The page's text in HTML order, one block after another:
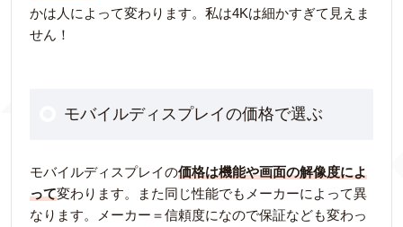
かは人によって変わります。私は4Kは細かすぎて見えま
せん！
モバイルディスプレイの価格で選ぶ
モバイルディスプレイの価格は機能や画面の解像度によ
って変わります。また同じ性能でもメーカーによって異
なります。メーカー＝信頼度になので保証なども変わっ